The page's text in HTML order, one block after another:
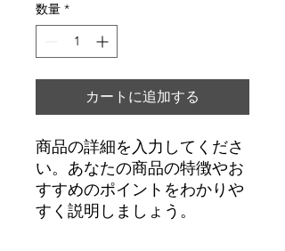
数量 *
カートに追加する
商品の詳細を入力してくださ
い。あなたの商品の特徴やお
すすめのポイントをわかりや
すく説明しましょう。